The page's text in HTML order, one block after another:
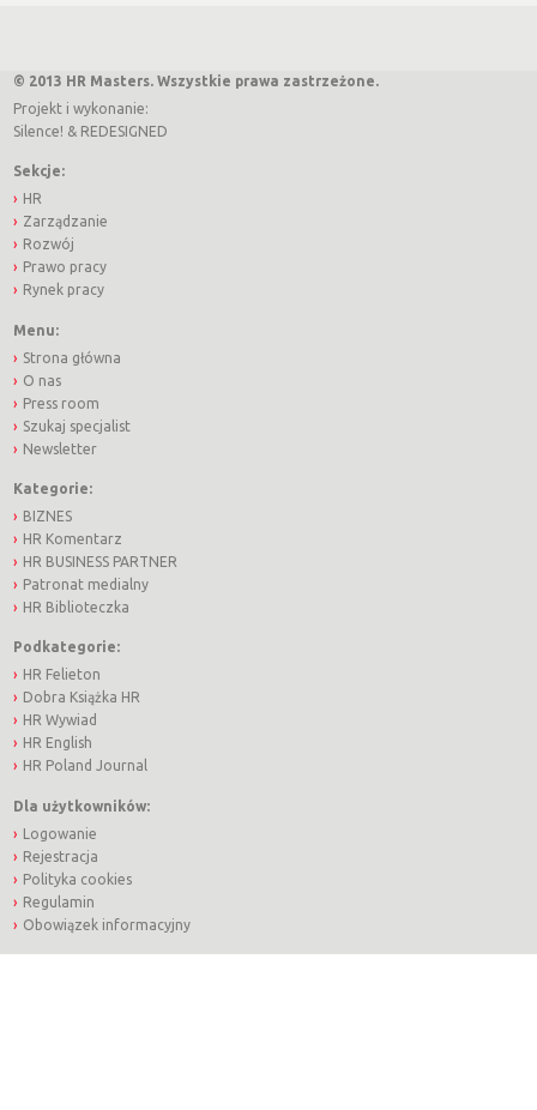
© 2013 HR Masters. Wszystkie prawa zastrzeżone.
Projekt i wykonanie:
Silence! & REDESIGNED
Sekcje:
HR
Zarządzanie
Rozwój
Prawo pracy
Rynek pracy
Menu:
Strona główna
O nas
Press room
Szukaj specjalist
Newsletter
Kategorie:
BIZNES
HR Komentarz
HR BUSINESS PARTNER
Patronat medialny
HR Biblioteczka
Podkategorie:
HR Felieton
Dobra Książka HR
HR Wywiad
HR English
HR Poland Journal
Dla użytkowników:
Logowanie
Rejestracja
Polityka cookies
Regulamin
Obowiązek informacyjny